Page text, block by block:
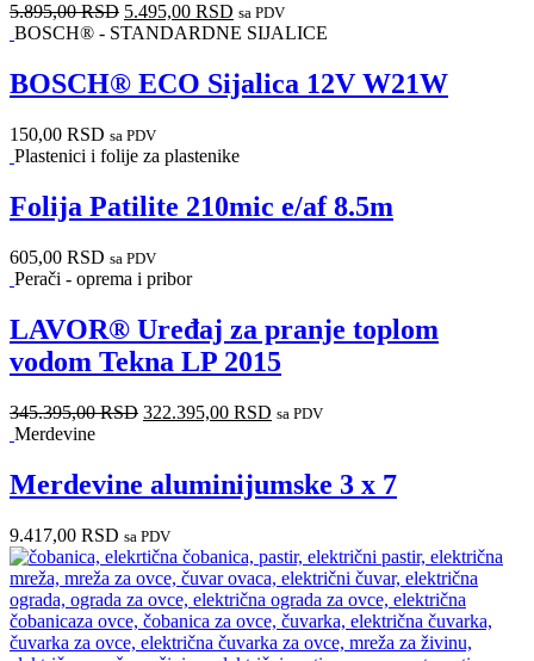
5.895,00RSD 5.495,00 RSD sa PDV
BOSCH® - STANDARDNE SIJALICE
BOSCH® ECO Sijalica 12V W21W
150,00 RSD sa PDV
Plastenici i folije za plastenike
Folija Patilite 210mic e/af 8.5m
605,00 RSD sa PDV
Perači - oprema i pribor
LAVOR® Uređaj za pranje toplom
vodom Tekna LP 2015
345.395,00RSD 322.395,00 RSD sa PDV
Merdevine
Merdevine aluminijumske 3 x 7
9.417,00 RSD sa PDV